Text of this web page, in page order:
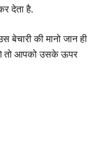
देता है.
की मानो जान ही
तो आपको उसके ऊपर